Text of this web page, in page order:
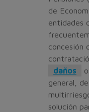
de
entidades
concesión
daños
general,
solución